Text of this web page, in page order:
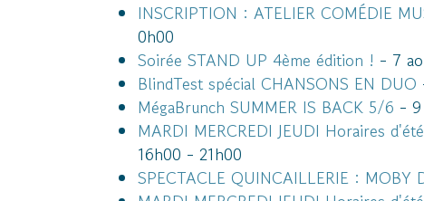
INSCRIPTION : ATELIER COMÉDIE
0h00
Soirée STAND UP 4ème édition ! - 7
BlindTest spécial CHANSONS EN DUO
MégaBrunch SUMMER IS BACK 5/6 - 9
MARDI MERCREDI JEUDI Horaires
16h00 - 21h00
SPECTACLE QUINCAILLERIE : MOBY